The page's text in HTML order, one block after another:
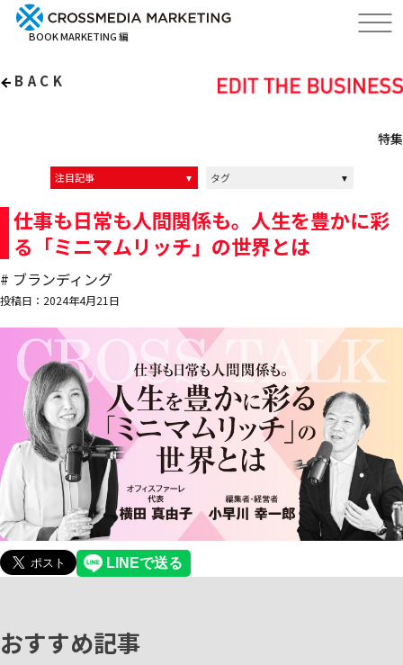
BOOK MARKETING 編
BACK
特集
注目記事
タグ
仕事も日常も人間関係も。人生を豊かに彩
る「ミニマムリッチ」の世界とは
# ブランディング
投稿日：2024年4月21日
おすすめ記事